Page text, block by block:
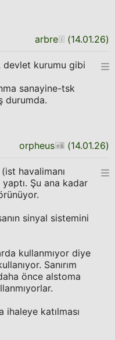
arbre (14.01.26)
devlet kurumu gibi
sanayine-tsk
durumda.
orpheus (14.01.26)
havalimanı
yaptı. Şu ana kadar
sinyal sistemini
kullanmıyor diye
Sanırım
önce alstoma
ihaleye katılması